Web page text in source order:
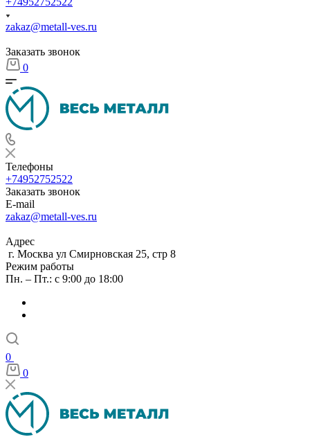
zakaz@metall-ves.ru
Заказать звонок
0
Телефоны
+74952752522
Заказать звонок
E-mail
zakaz@metall-ves.ru
Адрес
г. Москва ул Смирновская 25, стр 8
Режим работы
Пн. – Пт.: с 9:00 до 18:00
0
0